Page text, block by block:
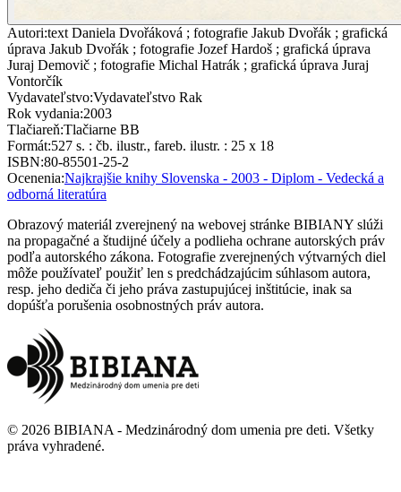
Autori:text Daniela Dvořáková ; fotografie Jakub Dvořák ; grafická
úprava Jakub Dvořák ; fotografie Jozef Hardoš ; grafická úprava
Juraj Demovič ; fotografie Michal Hatrák ; grafická úprava Juraj
Vontorčík
Vydavateľstvo:Vydavateľstvo Rak
Rok vydania:2003
Tlačiareň:Tlačiarne BB
Formát:527 s. : čb. ilustr., fareb. ilustr. : 25 x 18
ISBN:80-85501-25-2
Ocenenia:Najkrajšie knihy Slovenska - 2003 - Diplom - Vedecká a
odborná literatúra
Obrazový materiál zverejnený na webovej stránke BIBIANY slúži
na propagačné a študijné účely a podlieha ochrane autorských práv
podľa autorského zákona. Fotografie zverejnených výtvarných diel
môže používateľ použiť len s predchádzajúcim súhlasom autora,
resp. jeho dediča či jeho práva zastupujúcej inštitúcie, inak sa
dopúšťa porušenia osobnostných práv autora.
© 2026 BIBIANA - Medzinárodný dom umenia pre deti. Všetky
práva vyhradené.